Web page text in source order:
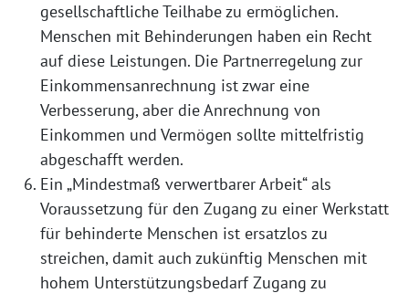
gesellschaftliche Teilhabe zu ermöglichen.
Menschen mit Behinderungen haben ein Recht
auf diese Leistungen. Die Partnerregelung zur
Einkommensanrechnung ist zwar eine
Verbesserung, aber die Anrechnung von
Einkommen und Vermögen sollte mittelfristig
abgeschafft werden.
Ein „Mindestmaß verwertbarer Arbeit“ als
Voraussetzung für den Zugang zu einer Werkstatt
für behinderte Menschen ist ersatzlos zu
streichen, damit auch zukünftig Menschen mit
hohem Unterstützungsbedarf Zugang zu